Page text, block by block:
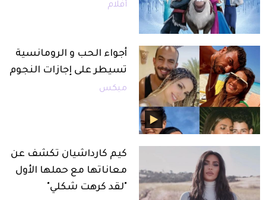
أفلام
أجواء الحب و الرومانسية
تسيطر على إجازات النجوم
ميكس
كيم كارداشيان تكشف عن
معاناتها مع حملها الأول
"لقد كرهت شكلي"